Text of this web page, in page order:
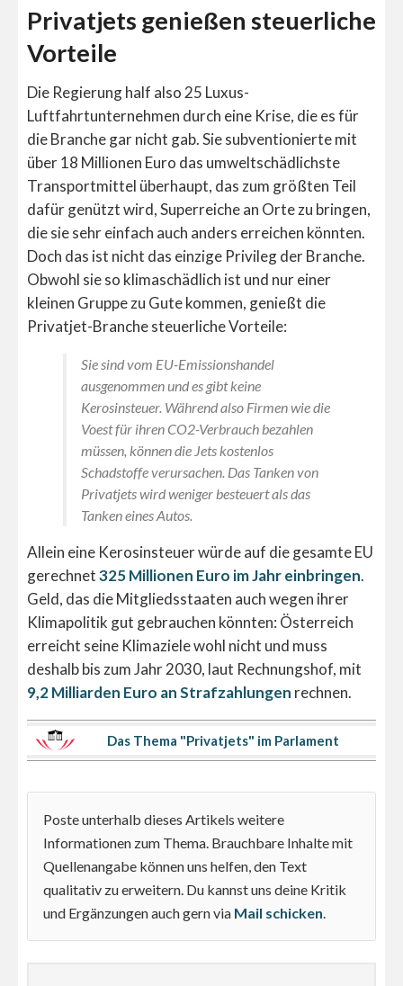
Privatjets genießen steuerliche
Vorteile
Die Regierung half also 25 Luxus-
Luftfahrtunternehmen durch eine Krise, die es für
die Branche gar nicht gab. Sie subventionierte mit
über 18 Millionen Euro das umweltschädlichste
Transportmittel überhaupt, das zum größten Teil
dafür genützt wird, Superreiche an Orte zu bringen,
die sie sehr einfach auch anders erreichen könnten.
Doch das ist nicht das einzige Privileg der Branche.
Obwohl sie so klimaschädlich ist und nur einer
kleinen Gruppe zu Gute kommen, genießt die
Privatjet-Branche steuerliche Vorteile:
Sie sind vom EU-Emissionshandel
ausgenommen und es gibt keine
Kerosinsteuer. Während also Firmen wie die
Voest für ihren CO2-Verbrauch bezahlen
müssen, können die Jets kostenlos
Schadstoffe verursachen. Das Tanken von
Privatjets wird weniger besteuert als das
Tanken eines Autos.
Allein eine Kerosinsteuer würde auf die gesamte EU
gerechnet325 Millionen Euro im Jahr einbringen.
Geld, das die Mitgliedsstaaten auch wegen ihrer
Klimapolitik gut gebrauchen könnten: Österreich
erreicht seine Klimaziele wohl nicht und muss
deshalb bis zum Jahr 2030, laut Rechnungshof, mit
9,2 Milliarden Euro an Strafzahlungen rechnen.
Das Thema "Privatjets" im Parlament
Poste unterhalb dieses Artikels weitere
Informationen zum Thema. Brauchbare Inhalte mit
Quellenangabe können uns helfen, den Text
qualitativ zu erweitern. Du kannst uns deine Kritik
und Ergänzungen auch gern via Mail schicken.